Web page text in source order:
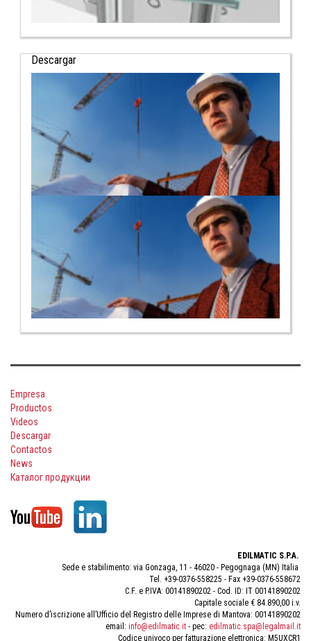
Descargar
Empresa
Productos
Videos
Descargar
Contactos
News
Каталог продукции
EDILMATIC S.P.A.
Sede e stabilimento: via Gonzaga, 11 - 46020 - Pegognaga (MN) Italia
Tel. +39-0376-558225 - Fax +39-0376-558672
C.F. e P.IVA: 00141890202 - Cod. ID: IT 00141890202
Capitale sociale € 84.890,00 i.v.
Numero d’iscrizione all’Ufficio del Registro delle Imprese di Mantova: 00141890202
email: info@edilmatic.it - pec: edilmatic.spa@legalmail.it
Codice univoco per fatturazione elettronica: M5UXCR1